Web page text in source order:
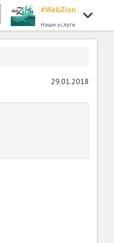
#WebZion
Наши услуги
29.01.2018